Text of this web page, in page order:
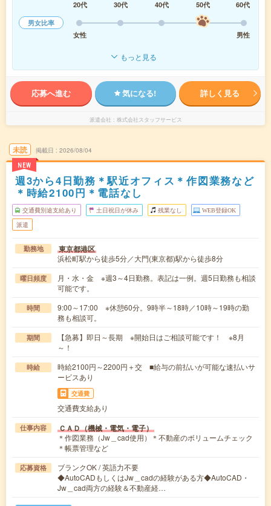
20代 30代 40代 50代
60代
男女比率
女性
男性
もっと見る
応募へ進む 気になる! 詳しく見る
派遣会社 株式会社スタッフサービス
未読
NEW
掲載日 2026/08/04
週3から4日勤務＊駅近オフィス＊作図業務など
＊時給2100円＊電話なし
交通費別途支給あり 土日祝日が休み 残業なし WEB登録OK
派遣
勤務地 東京都港区
浜松町駅から徒歩5分／大門(東京都)駅から徒歩8分
曜日頻度
月・水・金 ※週3～4日勤務。表記は一例。週5日勤務も相談
可能です。
時間
9:00～17:00 ※休憩60分。9時半～18時／10時～19時の勤
務も相談可。
期間
【急募】即日～長期 ※開始日はご相談可能です！ ※8月
～！
時給
時給2100円～2200円＋交 ■給与の前払いが可能な速払いサ
ービスあり
交通費
交通費支給あり
仕事内容 ＣＡＤ（機械・電気・電子）
＊作図業務（Jw＿cad使用）＊不動産のボリュームチェック
＊帳票管理など
応募資格
ブランクOK / 英語力不要
◆AutoCADもしくはJw＿cadの経験がある方◆AutoCAD・
Jw＿cad両方の経験＆不動産経…